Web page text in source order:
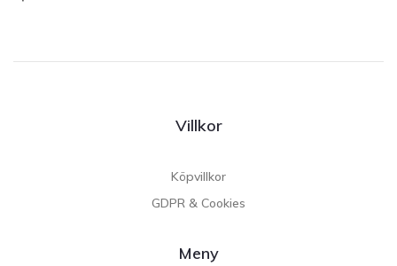
Villkor
Köpvillkor
GDPR & Cookies
Meny